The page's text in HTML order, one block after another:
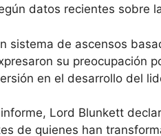
datos recientes sobre
sistema de ascensos
su preocupación
en el desarrollo del
Lord Blunkett
de quienes han